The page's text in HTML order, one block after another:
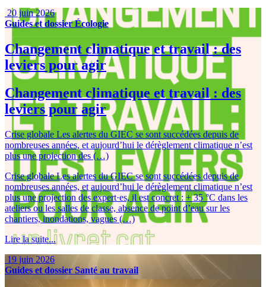
20 juin 2026
Guides et dossierÉcologie
Changement climatique et travail : des
leviers pour agir
Changement climatique et travail : des
leviers pour agir
Crise globale Les alertes du GIEC se sont succédées depuis de
nombreuses années, et aujourd’hui le dérèglement climatique n’est
plus une projection des (…)
Crise globale Les alertes du GIEC se sont succédées depuis de
nombreuses années, et aujourd’hui le dérèglement climatique n’est
plus une projection des expert·es, il est concret : + 35 °C dans les
ateliers ou les salles de classe, absence de point d’eau sur les
chantiers, inondations, vagues (…)
Lire la suite...
19 juin 2026
Guides et dossier Santé au travail